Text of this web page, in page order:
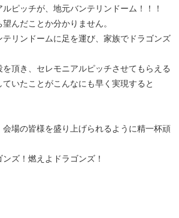
ピッチが、地元バンテリンドーム！！！
んだことか分かりません。
リンドームに足を運び、家族でドラゴンズ
頂き、セレモニアルピッチさせてもらえる
いたことがこんなにも早く実現すると
場の皆様を盛り上げられるように精一杯頑
ズ！燃えよドラゴンズ！